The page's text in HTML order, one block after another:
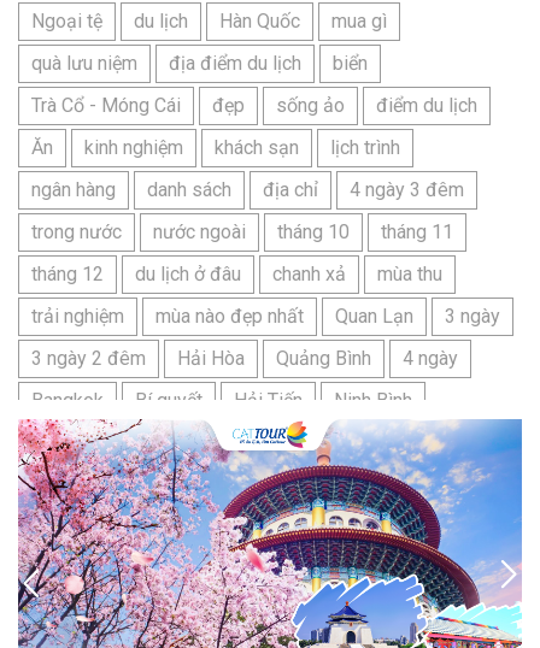
Ngoại tệ
du lịch Hàn Quốc
mua gì
quà lưu niệm
địa điểm du lịch
biển
Trà Cổ - Móng Cái
đẹp sống ảo
điểm du lịch
Ăn
kinh nghiệm khách sạn
lịch trình
ngân hàng
danh sách địa chỉ
4 ngày 3 đêm
trong nước
nước ngoài tháng 10
tháng 11
tháng 12
du lịch ở đâu chanh xả
mùa thu
trải nghiệm
mùa nào đẹp nhất Quan Lạn
3 ngày
3 ngày 2 đêm
Hải Hòa Quảng Bình
4 ngày
Bangkok
Bí quyết Hải Tiến
Ninh Bình
Nhật Bản
du lịch sầm sơn cần chuẩn bị gì
bãi tắm sấm sơn
đặc sản sầm sơn
đặc sản du lịch sầm sơn
tour du lịch 3 ngày 2 đêm
hải sản
Đảo Lan Châu
Cẩm nang du lịch Của Lò
chợ Cửa Lò
tour du lịch Cửa Lò